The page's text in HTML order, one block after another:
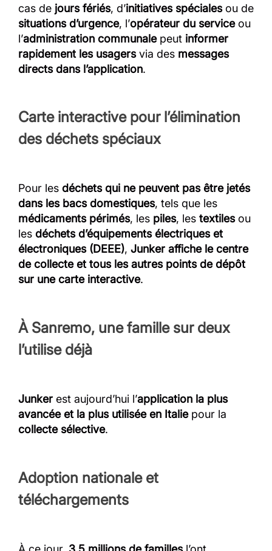
cas de jours fériés, d’initiatives spécialesou de
situations d’urgence, l’opérateur du serviceou
l’administration communalepeut informer
rapidement les usagersvia des messages
directs dans l’application.
Carte interactive pour l’élimination
des déchets spéciaux
Pour les déchets qui ne peuvent pas être jetés
dans les bacs domestiques, tels que les
médicaments périmés, les piles, les textilesou
les déchets d’équipements électriques et
électroniques (DEEE), Junker affiche le centre
de collecte et tous les autres points de dépôt
sur une carte interactive.
À Sanremo, une famille sur deux
l’utilise déjà
Junker est aujourd’hui l’application la plus
avancée et la plus utilisée en Italiepour la
collecte sélective.
Adoption nationale et
téléchargements